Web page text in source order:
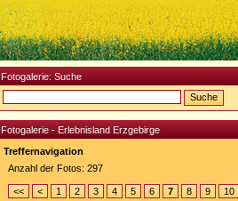
Fotogalerie: Suche
Fotogalerie - Erlebnisland Erzgebirge
Treffernavigation
Anzahl der Fotos: 297
<< < 1 2 3 4 5 6 7 8 9
10